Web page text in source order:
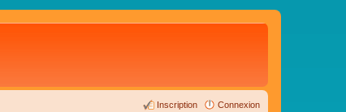
Connexion
Inscription